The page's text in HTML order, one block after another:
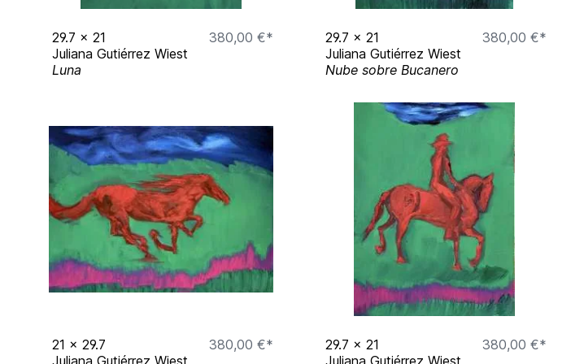
29.7 x 21
380,00 €*
Juliana Gutiérrez Wiest
Luna
29.7 x 21
380,00 €*
Juliana Gutiérrez Wiest
Nube sobre Bucanero
21 x 29.7
380,00 €*
Juliana Gutiérrez Wiest
29.7 x 21
380,00 €*
Juliana Gutiérrez Wiest